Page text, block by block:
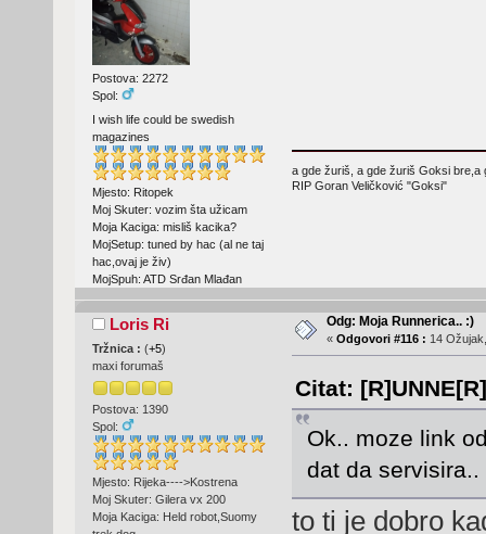
Postova: 2272
Spol:
I wish life could be swedish
magazines
Mjesto: Ritopek
Moj Skuter: vozim šta užicam
Moja Kaciga: misliš kacika?
MojSetup: tuned by hac (al ne taj
hac,ovaj je živ)
MojSpuh: ATD Srđan Mlađan
a gde žuriš, a gde žuriš Goksi bre,a
RIP Goran Veličković "Goksi"
Loris Ri
Tržnica : (+5)
maxi forumaš
Postova: 1390
Spol:
Mjesto: Rijeka---->Kostrena
Moj Skuter: Gilera vx 200
Moja Kaciga: Held robot,Suomy
Odg: Moja Runnerica.. :)
« Odgovori #116 : 14
Citat:
Ok.. moze link
dat da
to ti je dobro